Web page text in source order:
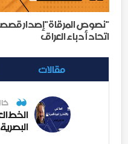
"نصوص المرقاة"إصدار
اتحاد أدباء العراق
مقالات
الخط
البصرية